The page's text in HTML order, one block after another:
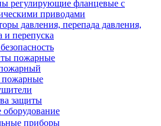
регулирующие фланцевые с
приводами
давления, перепада давления,
и перепуска
пожарные
пожарные
защиты
оборудование
приборы